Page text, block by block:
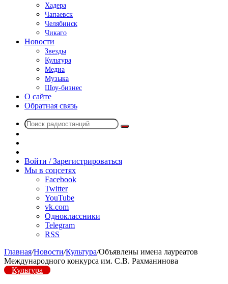
Хадера
Чапаевск
Челябинск
Чикаго
Новости
Звезды
Культура
Медиа
Музыка
Шоу-бизнес
О сайте
Обратная связь
Поиск
радио
Войти / Зарегистрироваться
Мы в соцсетях
Facebook
Twitter
YouTube
vk.com
Одноклассники
Telegram
RSS
Главная/Новости/Культура/Объявлены имена лауреатов
Международного конкурса им. С.В. Рахманинова
Культура